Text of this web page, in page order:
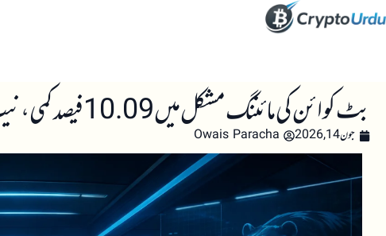
بٹ کوائن کی مائننگ مشکل میں 10.09 فیصد کمی، نیٹ ورک ہیش ریٹ میں عارضی کمی کا اشارہ
جون 14, 2026 Owais Paracha